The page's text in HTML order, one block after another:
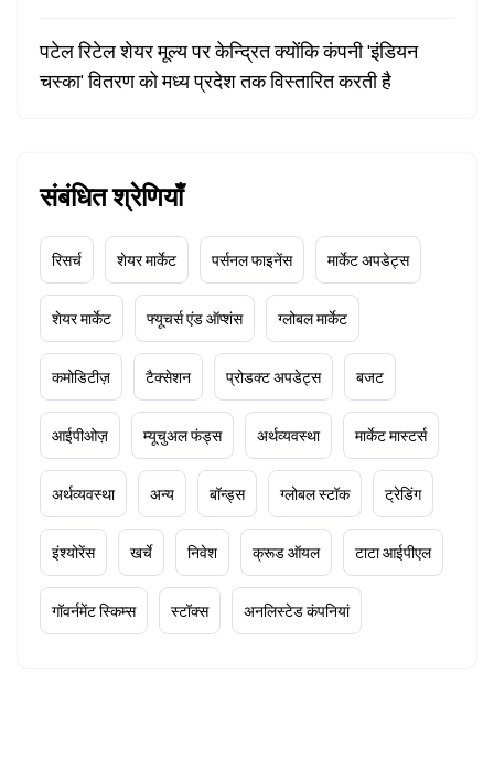
पटेल रिटेल शेयर मूल्य पर केन्द्रित क्योंकि कंपनी 'इंडियन
चस्का' वितरण को मध्य प्रदेश तक विस्तारित करती है
संबंधित श्रेणियाँ
रिसर्च शेयर मार्केट पर्सनल फाइनेंस मार्केट अपडेट्स
शेयर मार्केट फ्यूचर्स एंड ऑप्शंस ग्लोबल मार्केट
कमोडिटीज़ टैक्सेशन प्रोडक्ट अपडेट्स बजट
आईपीओज़ म्यूचुअल फंड्स अर्थव्यवस्था मार्केट मास्टर्स
अर्थव्यवस्था अन्य बॉन्ड्स ग्लोबल स्टॉक ट्रेडिंग
इंश्योरेंस खर्चे निवेश क्रूड ऑयल टाटा आईपीएल
गॉवर्नमेंट स्किम्स स्टॉक्स अनलिस्टेड कंपनियां